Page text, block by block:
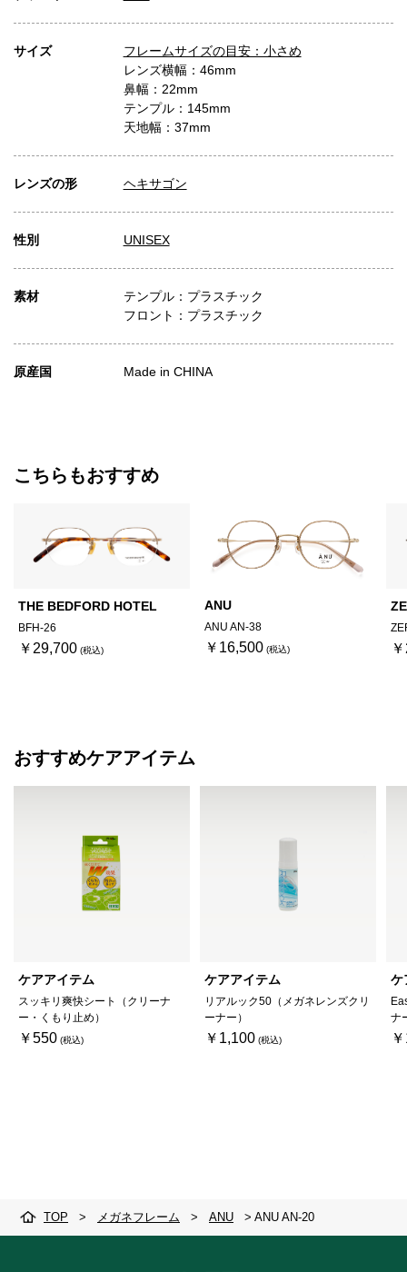
サイズ
フレームサイズの目安：小さめ
レンズ横幅：46mm
鼻幅：22mm
テンプル：145mm
天地幅：37mm
レンズの形 ヘキサゴン
性別 UNISEX
素材
テンプル：プラスチック
フロント：プラスチック
原産国 Made in CHINA
こちらもおすすめ
THE BEDFORD HOTEL
BFH-26
￥29,700
ANU
ANU AN-38
￥16,500
おすすめケアアイテム
ケアアイテム
スッキリ爽快シート（クリーナ
ー・くもり止め）
￥550
ケアアイテム
リアルック50（メガネレンズクリ
ーナー）
￥1,100
ケ
ナ
TOP > メガネフレーム > ANU > ANU AN-20